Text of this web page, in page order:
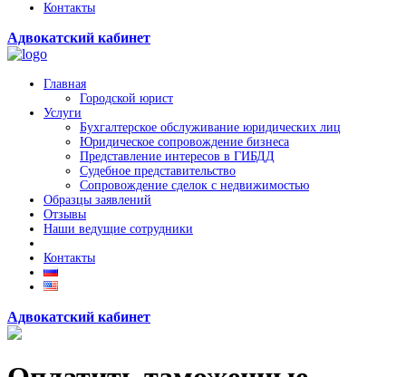
Контакты
Адвокатский кабинет
Главная
Городской юрист
Услуги
Бухгалтерское обслуживание юридических лиц
Юридическое сопровождение бизнеса
Представление интересов в ГИБДД
Судебное представительство
Сопровождение сделок с недвижимостью
Образцы заявлений
Отзывы
Наши ведущие сотрудники
Контакты
Адвокатский кабинет